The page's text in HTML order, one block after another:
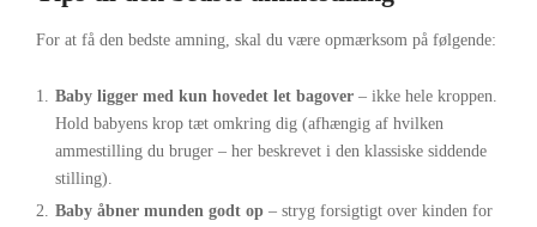
For at få den bedste amning, skal du være opmærksom på følgende:
Baby ligger med kun hovedet let bagover– ikke hele kroppen.
Hold babyens krop tæt omkring dig (afhængig af hvilken
ammestilling du bruger – her beskrevet i den klassiske siddende
stilling).
Baby åbner munden godt op– stryg forsigtigt over kinden for